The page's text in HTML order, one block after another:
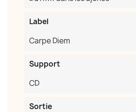
Label
Carpe Diem
Support
CD
Sortie